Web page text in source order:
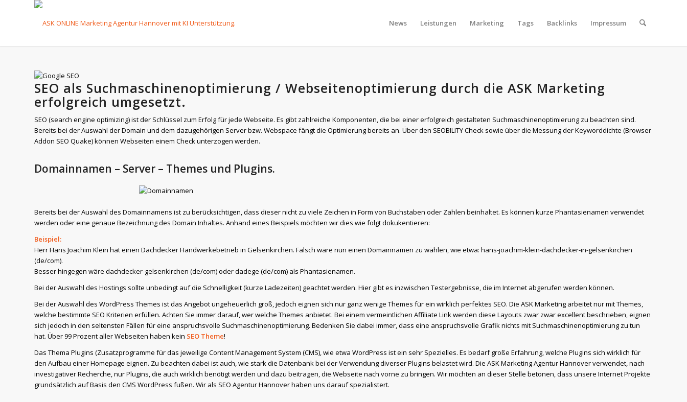
News Leistungen Marketing Tags Backlinks Impressum
SEO als Suchmaschinenoptimierung / Webseitenoptimierung durch die ASK Marketing
erfolgreich umgesetzt.
SEO (search engine optimizing) ist der Schlüssel zum Erfolg für jede Webseite. Es gibt zahlreiche Komponenten, die bei einer erfolgreich gestalteten Suchmaschinenoptimierung zu beachten sind.
Bereits bei der Auswahl der Domain und dem dazugehörigen Server bzw. Webspace fängt die Optimierung bereits an. Über den SEOBILITY Check sowie über die Messung der Keyworddichte (Browser
Addon SEO Quake) können Webseiten einem Check unterzogen werden.
Domainnamen – Server – Themes und Plugins.
Bereits bei der Auswahl des Domainnamens ist zu berücksichtigen, dass dieser nicht zu viele Zeichen in Form von Buchstaben oder Zahlen beinhaltet. Es können kurze Phantasienamen verwendet
werden oder eine genaue Bezeichnung des Domain Inhaltes. Anhand eines Beispiels möchten wir dies wie folgt dokukentieren:
Beispiel:
Herr Hans Joachim Klein hat einen Dachdecker Handwerkebetrieb in Gelsenkirchen. Falsch wäre nun einen Domainnamen zu wählen, wie etwa: hans-joachim-klein-dachdecker-in-gelsenkirchen
(de/com).
Besser hingegen wäre dachdecker-gelsenkirchen (de/com) oder dadege (de/com) als Phantasienamen.
Bei der Auswahl des Hostings sollte unbedingt auf die Schnelligkeit (kurze Ladezeiten) geachtet werden. Hier gibt es inzwischen Testergebnisse, die im Internet abgerufen werden können.
Bei der Auswahl des WordPress Themes ist das Angebot ungeheuerlich groß, jedoch eignen sich nur ganz wenige Themes für ein wirklich perfektes SEO. Die ASK Marketing arbeitet nur mit Themes,
welche bestimmte SEO Kriterien erfüllen. Achten Sie immer darauf, wer welche Themes anbietet. Bei einem vermeintlichen Affiliate Link werden diese Layouts zwar zwar excellent beschrieben, eignen
sich jedoch in den seltensten Fällen für eine anspruchsvolle Suchmaschinenoptimierung. Bedenken Sie dabei immer, dass eine anspruchsvolle Grafik nichts mit Suchmaschinenoptimierung zu tun
hat. Über 99 Prozent aller Webseiten haben kein SEO Theme!
Das Thema Plugins (Zusatzprogramme für das jeweilige Content Management System (CMS), wie etwa WordPress ist ein sehr Spezielles. Es bedarf große Erfahrung, welche Plugins sich wirklich für
den Aufbau einer Homepage eignen. Zu beachten dabei ist auch, wie stark die Datenbank bei der Verwendung diverser Plugins belastet wird. Die ASK Marketing Agentur Hannover verwendet, nach
investigativer Recherche, nur Plugins, die auch wirklich benötigt werden und dazu beitragen, die Webseite nach vorne zu bringen. Wir möchten an dieser Stelle betonen, dass unsere Internet Projekte
grundsätzlich auf Basis den CMS WordPress fußen. Wir als SEO Agentur Hannover haben uns darauf spezialistert.